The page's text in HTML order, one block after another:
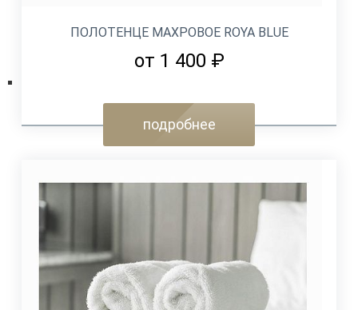
ПОЛОТЕНЦЕ МАХРОВОЕ ROYA BLUE
от 1 400 ₽
подробнее